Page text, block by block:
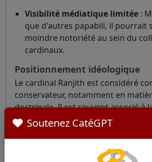
Visibilité médiatique limitée :
que d'autres papabili, il pourrait
moindre notoriété au sein du
cardinaux.
Positionnement idéologique
Le cardinal Ranjith est considéré
conservateur, notamment en
doctrinale. Il est souvent associé à
pensée du pape Benoît XVI.
perçu comme un opposant frontal
discrétion et de fidélité à l'institution.
Soutenez CatéGPT